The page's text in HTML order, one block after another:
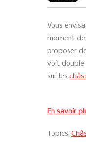
Vous
moment de
proposer
voit double
sur les
En savoir
Topics: